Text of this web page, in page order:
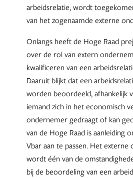
arbeidsrelatie, wordt
van het zogenaamde externe
Onlangs heeft de Hoge Raad
over de rol van extern
kwalificeren van een
Daaruit blijkt dat een
worden beoordeeld, afhankelijk
iemand zich in het economisch
ondernemer gedraagt of kan
van de Hoge Raad is aanleiding
Vbar aan te passen. Het externe
wordt één van de
bij de beoordeling van een